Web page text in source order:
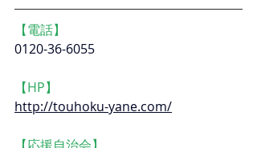
【電話】
0120-36-6055
【HP】
http://touhoku-yane.com/